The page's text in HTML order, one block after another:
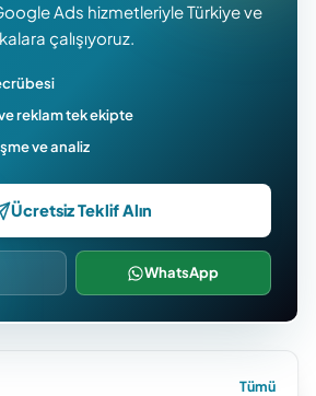
Ads hizmetleriyle Türkiye ve
çalışıyoruz.
ve reklam tek ekipte
ve analiz
Ücretsiz Teklif Alın
WhatsApp
Tümü